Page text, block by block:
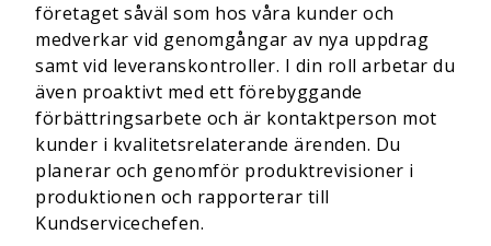
företaget såväl som hos våra kunder och
medverkar vid genomgångar av nya uppdrag
samt vid leveranskontroller. I din roll arbetar du
även proaktivt med ett förebyggande
förbättringsarbete och är kontaktperson mot
kunder i kvalitetsrelaterande ärenden. Du
planerar och genomför produktrevisioner i
produktionen och rapporterar till
Kundservicechefen.